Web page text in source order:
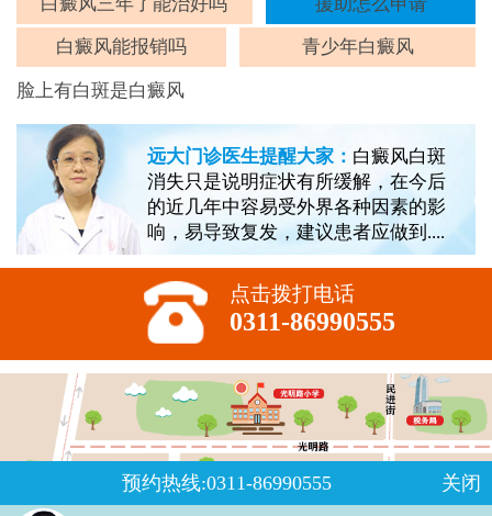
白癜风能报销吗 青少年白癜风
脸上有白斑是白癜风
远大门诊医生提醒大家： 白癜风白斑
消失只是说明症状有所缓解，在今后
的近几年中容易受外界各种因素的影
响，易导致复发，建议患者应做到....
点击拨打电话
0311-86990555
预约热线:0311-86990555 关闭